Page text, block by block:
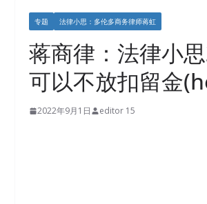
专题 法律小思：多伦多商务律师蒋虹
蒋商律：法律小
可以不放扣留金
2022年9月1日 editor 15